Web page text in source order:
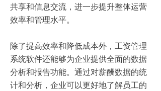
共享和信息交流，进一步提升整体运营
效率和管理水平。
除了提高效率和降低成本外，工资管理
系统软件还能够为企业提供全面的数据
分析和报告功能。通过对薪酬数据的统
计和分析，企业可以更好地了解员工的